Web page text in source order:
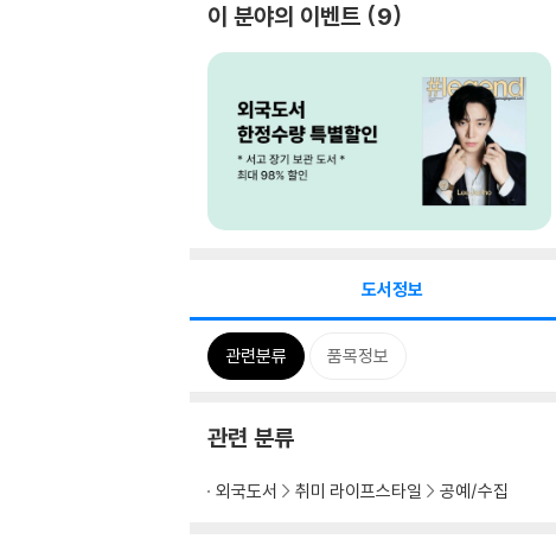
이 분야의 이벤트 9
도서정보
관련분류 품목정보
관련 분류
외국도서 취미 라이프스타일 공예/수집